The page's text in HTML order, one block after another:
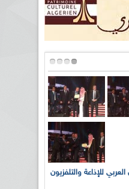
الـ21 للمهرجان العربي للإذاعة والتلفزيون